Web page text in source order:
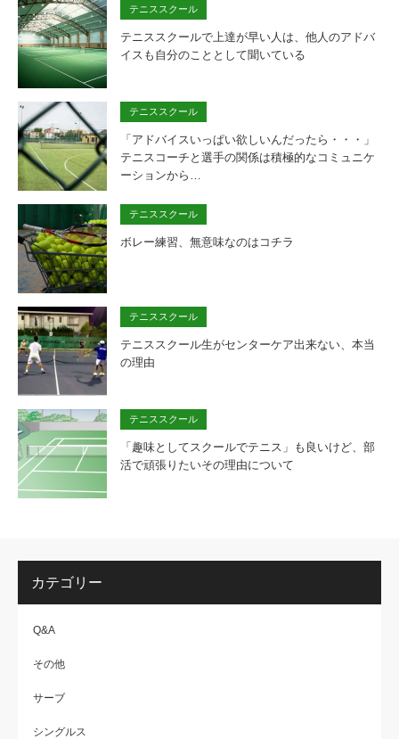
テニススクール
テニススクールで上達が早い人は、他人のアドバ
イスも自分のこととして聞いている
テニススクール
「アドバイスいっぱい欲しいんだったら・・・」
テニスコーチと選手の関係は積極的なコミュニケ
ーションから…
テニススクール
ボレー練習、無意味なのはコチラ
テニススクール
テニススクール生がセンターケア出来ない、本当
の理由
テニススクール
「趣味としてスクールでテニス」も良いけど、部
活で頑張りたいその理由について
カテゴリー
Q&A
その他
サーブ
シングルス